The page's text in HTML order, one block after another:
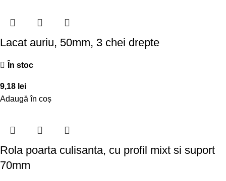
Lacat auriu, 50mm, 3 chei drepte
În stoc
9,18 lei
Adaugă în coș
Rola poarta culisanta, cu profil mixt si suport
70mm